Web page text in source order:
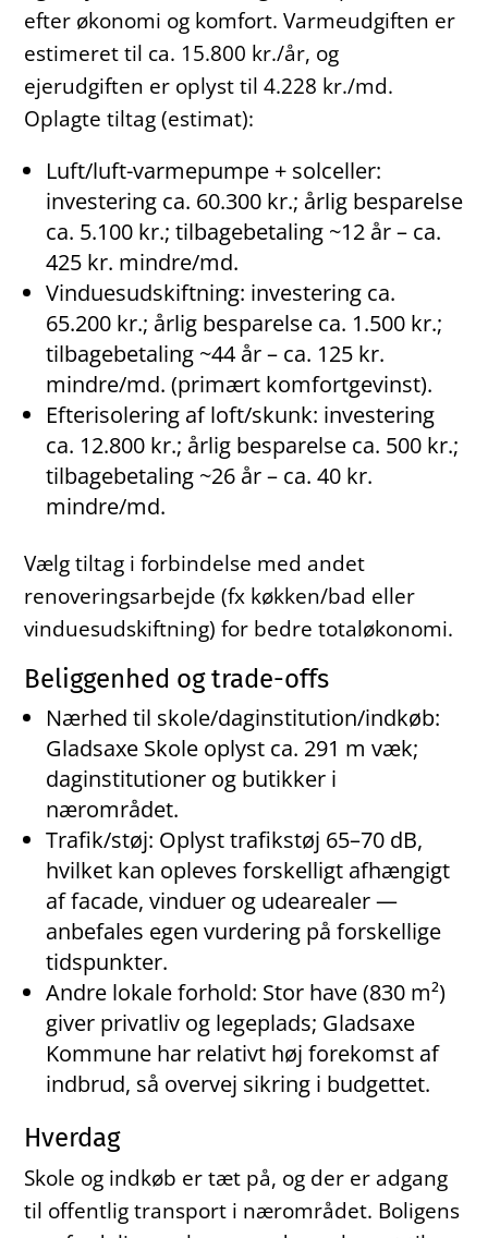
efter økonomi og komfort. Varmeudgiften er
estimeret til ca. 15.800 kr./år, og
ejerudgiften er oplyst til 4.228 kr./md.
Oplagte tiltag (estimat):
Luft/luft-varmepumpe + solceller:
investering ca. 60.300 kr.; årlig besparelse
ca. 5.100 kr.; tilbagebetaling ~12 år – ca.
425 kr. mindre/md.
Vinduesudskiftning: investering ca.
65.200 kr.; årlig besparelse ca. 1.500 kr.;
tilbagebetaling ~44 år – ca. 125 kr.
mindre/md. (primært komfortgevinst).
Efterisolering af loft/skunk: investering
ca. 12.800 kr.; årlig besparelse ca. 500 kr.;
tilbagebetaling ~26 år – ca. 40 kr.
mindre/md.
Vælg tiltag i forbindelse med andet
renoveringsarbejde (fx køkken/bad eller
vinduesudskiftning) for bedre totaløkonomi.
Beliggenhed og trade-offs
Nærhed til skole/daginstitution/indkøb:
Gladsaxe Skole oplyst ca. 291 m væk;
daginstitutioner og butikker i
nærområdet.
Trafik/støj: Oplyst trafikstøj 65–70 dB,
hvilket kan opleves forskelligt afhængigt
af facade, vinduer og udearealer —
anbefales egen vurdering på forskellige
tidspunkter.
Andre lokale forhold: Stor have (830 m²)
giver privatliv og legeplads; Gladsaxe
Kommune har relativt høj forekomst af
indbrud, så overvej sikring i budgettet.
Hverdag
Skole og indkøb er tæt på, og der er adgang
til offentlig transport i nærområdet. Boligens